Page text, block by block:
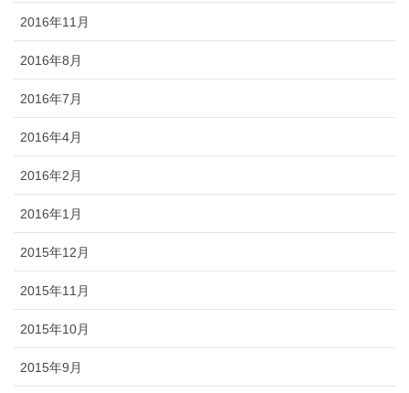
2016年11月
2016年8月
2016年7月
2016年4月
2016年2月
2016年1月
2015年12月
2015年11月
2015年10月
2015年9月